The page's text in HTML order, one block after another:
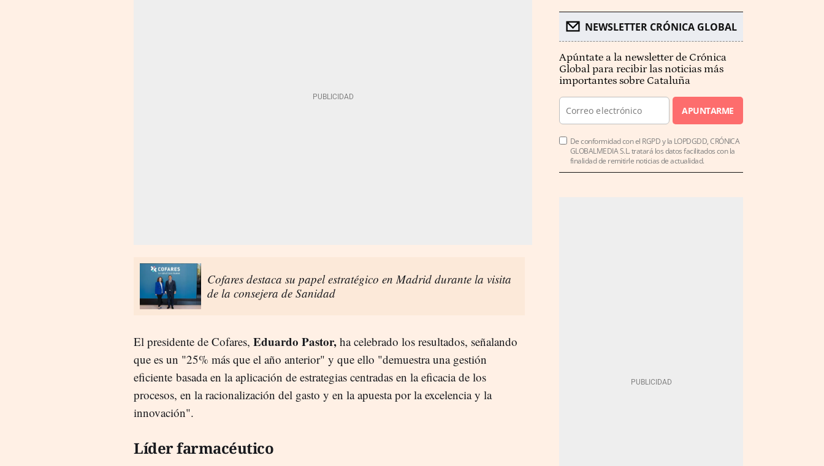
Cofares destaca su papel estratégico en Madrid durante la visita
de la consejera de Sanidad
El presidente de Cofares, Eduardo Pastor, ha celebrado los resultados, señalando
que es un "25% más que el año anterior" y que ello "demuestra una gestión
eficiente basada en la aplicación de estrategias centradas en la eficacia de los
procesos, en la racionalización del gasto y en la apuesta por la excelencia y la
innovación".
Líder farmacéutico
NEWSLETTER CRÓNICA GLOBAL
Apúntate a la newsletter de Crónica
Global para recibir las noticias más
importantes sobre Cataluña
APUNTARME
De conformidad con el RGPD y la LOPDGDD, CRÓNICA
GLOBALMEDIA S.L. tratará los datos facilitados con la
finalidad de remitirle noticias de actualidad.